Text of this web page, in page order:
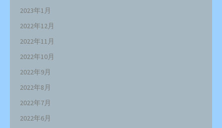
2023年1月
2022年12月
2022年11月
2022年10月
2022年9月
2022年8月
2022年7月
2022年6月